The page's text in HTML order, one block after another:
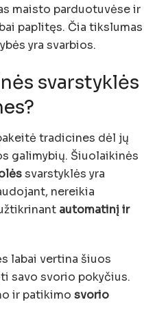
maisto parduotuvėse ir
paplitęs. Čia tikslumas
yra svarbios.
svarstyklės
tradicines dėl jų
galimybių. Šiuolaikinės
svarstyklės yra
nereikia
automatinį ir
labai vertina šiuos
savo svorio pokyčius.
ir patikimo svorio